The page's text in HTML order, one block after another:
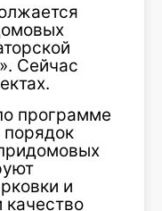
Сейчас
программе
порядок
и